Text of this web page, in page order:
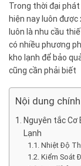
Trong thời đại
hiện nay luôn
luôn là nhu cầu
có nhiều phương
kho lạnh để bảo
cũng cần phải biết
Nội dung chính
Nguyên tắc Cơ
Lạnh
Nhiệt Độ
Kiểm Soát